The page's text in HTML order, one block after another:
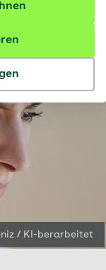
/ KI-berarbeitet